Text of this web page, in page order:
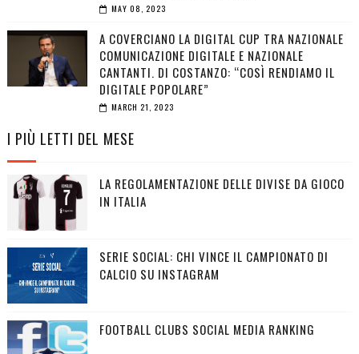
MAY 08, 2023
A COVERCIANO LA DIGITAL CUP TRA NAZIONALE
COMUNICAZIONE DIGITALE E NAZIONALE
CANTANTI. DI COSTANZO: “COSÌ RENDIAMO IL
DIGITALE POPOLARE”
MARCH 21, 2023
I PIÙ LETTI DEL MESE
LA REGOLAMENTAZIONE DELLE DIVISE DA GIOCO
IN ITALIA
SERIE SOCIAL: CHI VINCE IL CAMPIONATO DI
CALCIO SU INSTAGRAM
FOOTBALL CLUBS SOCIAL MEDIA RANKING